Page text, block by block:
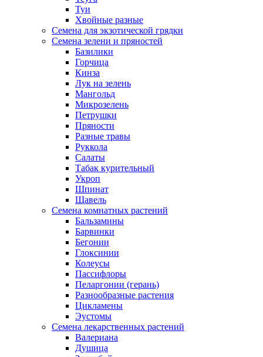
Туи
Хвойные разные
Семена для экзотической грядки
Семена зелени и пряностей
Базилики
Горчица
Кинза
Лук на зелень
Мангольд
Микрозелень
Петрушки
Пряности
Разные травы
Руккола
Салаты
Табак курительный
Укроп
Шпинат
Щавель
Семена комнатных растений
Бальзамины
Барвинки
Бегонии
Глоксинии
Колеусы
Пассифлоры
Пеларгонии (герань)
Разнообразные растения
Цикламены
Эустомы
Семена лекарственных растений
Валериана
Душица